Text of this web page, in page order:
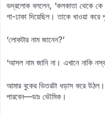
ভদ্রলোক বললেন, ‘কলকাতা থেকে কে
গা-ঢাকা দিয়েছিল। তাকে ধাওয়া করে
‘লোকটার নাম জানেন?’
‘আসল নাম জানি না। এখানে নাকি
আমার বুকের ভিতরটা ধড়াস করে
পারবেন—ডাঃ ভৌমিক।